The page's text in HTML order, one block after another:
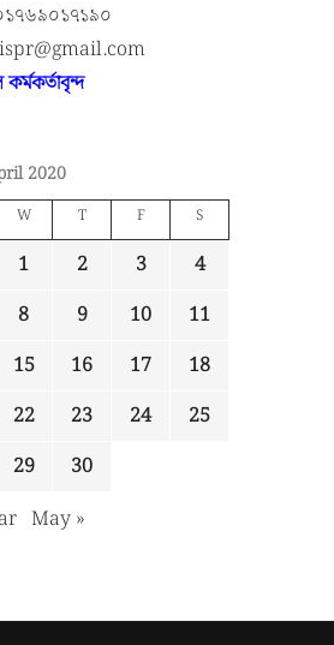
2020
W T F S
1 2 3
4
8 9 10
11
15 16 17
18
22 23 24
25
29
30
May »